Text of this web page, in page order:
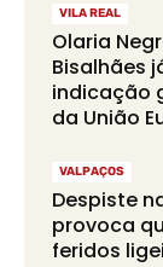
VILA REAL
Olaria
Bisalhães
indicação
da União
VALPAÇOS
Despiste
provoca
feridos